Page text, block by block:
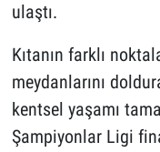
ulaştı.
Kıtanın farklı
meydanlarını
kentsel yaşamı
Şampiyonlar Ligi